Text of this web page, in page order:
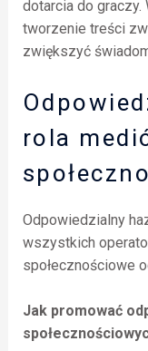
dotarcia do graczy.
tworzenie treści
zwiększyć
rola
Odpowiedzialny
wszystkich
społecznościowe
Jak promować